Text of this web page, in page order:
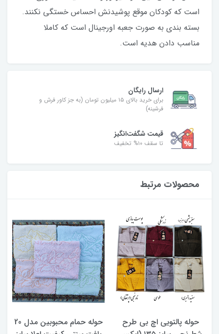
است که کودکان موقع پوشیدنش احساس خستگی نکنند.
بسته بندی به صورت جعبه اورجینال است که کاملا
مناسب دادن هدیه است.
ارسال رایگان
برای خرید بالای ۱۵ میلیون تومان (به جز کاور فرش و
فرشینه)
قیمت شگفت‌انگیز
تا سقف ۱۰% تخفیف
محصولات مرتبط
حوله پالتویی اچ بی طرح
حوله حمام محبوبین مدل 20